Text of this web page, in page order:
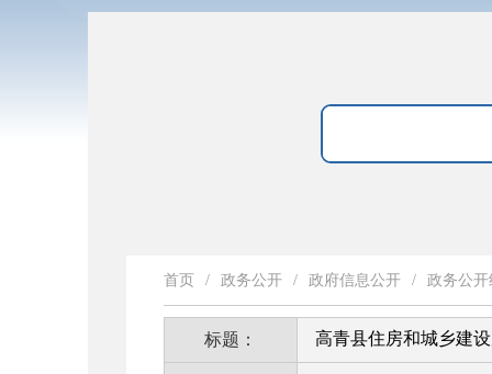
首页 / 政务公开 / 政府信息公开 / 政务公
标题： 高青县住房和城乡建